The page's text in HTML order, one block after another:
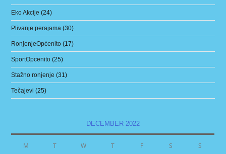
Eko Akcije (24)
Plivanje perajama (30)
RonjenjeOpćenito (17)
SportOpcenito (25)
Stažno ronjenje (31)
Tečajevi (25)
DECEMBER 2022
M T W T F S S